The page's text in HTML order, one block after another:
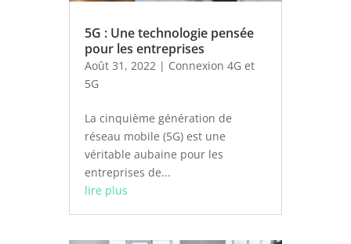
5G : Une technologie pensée
pour les entreprises
Août 31, 2022| Connexion 4G et
5G
La cinquième génération de
réseau mobile (5G) est une
véritable aubaine pour les
entreprises de...
lire plus